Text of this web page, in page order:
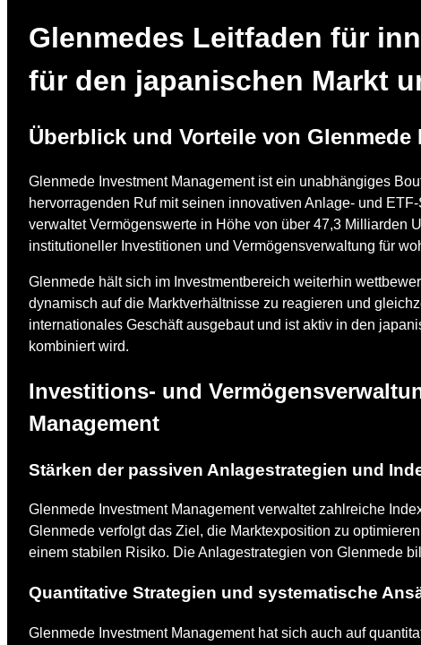
Glenmedes Leitfaden für
für den japanischen Markt
Überblick und Vorteile von Glenmede
Glenmede Investment Management ist ein unabhängiges
hervorragenden Ruf mit seinen innovativen Anlage- und
verwaltet Vermögenswerte in Höhe von über 47,3 Milliarden
institutioneller Investitionen und Vermögensverwaltung für
Glenmede hält sich im Investmentbereich weiterhin
dynamisch auf die Marktverhältnisse zu reagieren und
internationales Geschäft ausgebaut und ist aktiv in den
kombiniert wird.
Investitions- und
Management
Stärken der passiven Anlagestrategien und
Glenmede Investment Management verwaltet zahlreiche
Glenmede verfolgt das Ziel, die Marktexposition zu
einem stabilen Risiko. Die Anlagestrategien von Glenmede
Quantitative Strategien und systematische
Glenmede Investment Management hat sich auch auf